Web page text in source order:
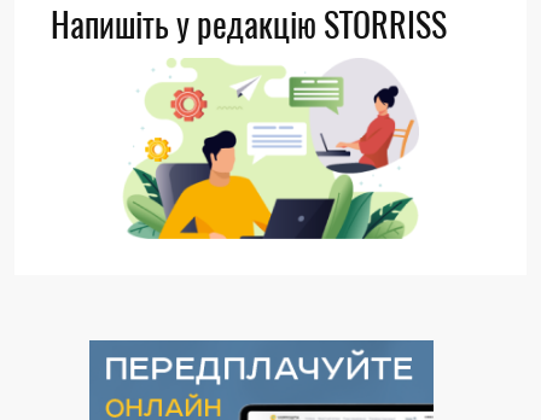
Напишіть у редакцію STORRISS